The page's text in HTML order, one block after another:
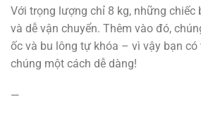
Với trọng lượng chỉ 8 kg, những chiếc
và dễ vận chuyển. Thêm vào đó,
ốc và bu lông tự khóa – vì vậy bạn
chúng một cách dễ dàng!
—